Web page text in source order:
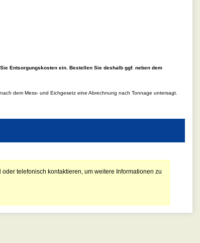
Entsorgungskosten ein. Bestellen Sie deshalb ggf. neben dem
dem Mess- und Eichgesetz eine Abrechnung nach Tonnage untersagt.
telefonisch kontaktieren, um weitere Informationen zu